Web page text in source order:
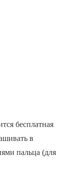
бесплатная
в
пальца (для